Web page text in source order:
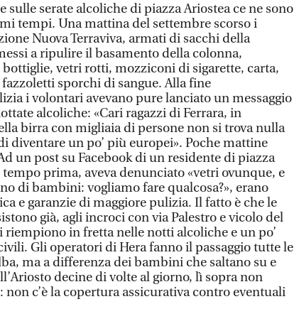
sulle serate alcoliche di piazza Ariostea ce ne sono
tempi. Una mattina del settembre scorso i
Nuova Terraviva, armati di sacchi della
a ripulire il basamento della colonna,
vetri rotti, mozziconi di sigarette, carta,
sporchi di sangue. Alla fine
i volontari avevano pure lanciato un messaggio
alcoliche: «Cari ragazzi di Ferrara, in
birra con migliaia di persone non si trova nulla
diventare un po’ più europei». Poche mattine
un post su Facebook di un residente di piazza
prima, aveva denunciato «vetri ovunque, e
di bambini: vogliamo fare qualcosa?», erano
e garanzie di maggiore pulizia. Il fatto è che le
già, agli incroci con via Palestro e vicolo del
riempiono in fretta nelle notti alcoliche e un po’
Gli operatori di Hera fanno il passaggio tutte le
ma a differenza dei bambini che saltano su e
decine di volte al giorno, lì sopra non
non c’è la copertura assicurativa contro eventuali